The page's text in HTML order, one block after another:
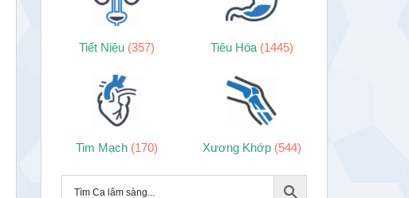
Tiết Niệu (357) Tiêu Hóa (1445)
Tim Mạch (170) Xương Khớp (544)